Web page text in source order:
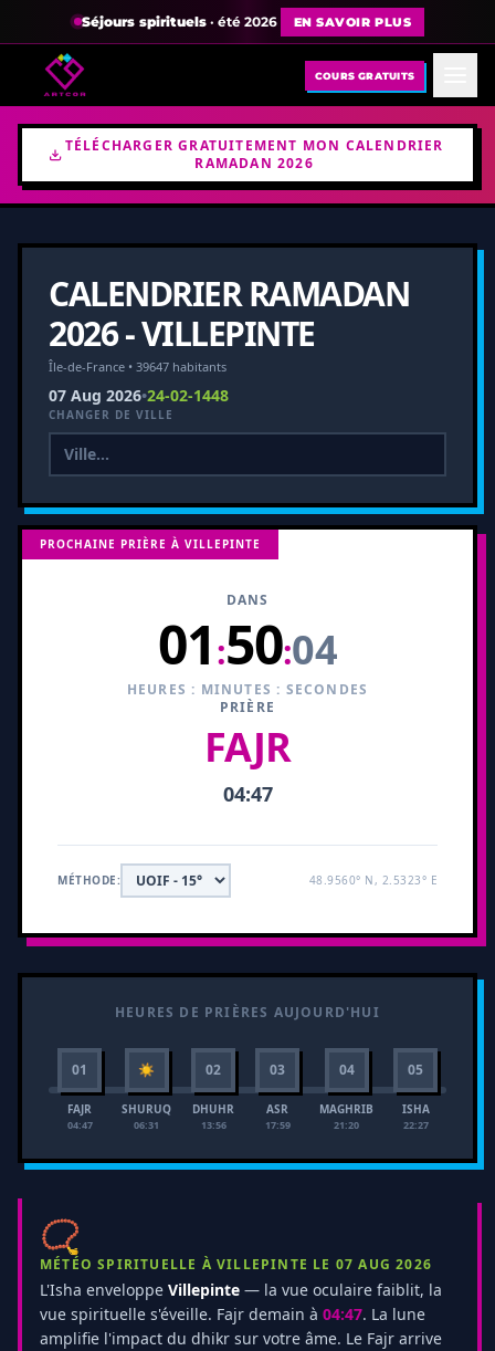
Séjours spirituels· été 2026 EN SAVOIR PLUS
COURS GRATUITS
TÉLÉCHARGER GRATUITEMENT MON CALENDRIER
RAMADAN 2026
CALENDRIER RAMADAN
2026 - VILLEPINTE
Île-de-France • 39647 habitants
07 Aug 2026•24-02-1448
CHANGER DE VILLE
PROCHAINE PRIÈRE À VILLEPINTE
DANS
01:50:03
HEURES : MINUTES : SECONDES
PRIÈRE
FAJR
04:47
MÉTHODE: 48.9560° N, 2.5323° E
HEURES DE PRIÈRES AUJOURD'HUI
01
FAJR
04:47
☀
SHURUQ
06:31
02
DHUHR
13:56
03
ASR
17:59
04
MAGHRIB
21:20
05
ISHA
22:27
📿
MÉTÉO SPIRITUELLE À VILLEPINTE LE 07 AUG 2026
L'Isha enveloppe Villepinte — la vue oculaire faiblit, la
vue spirituelle s'éveille. Fajr demain à 04:47. La lune
amplifie l'impact du dhikr sur votre âme. Le Fajr arrive